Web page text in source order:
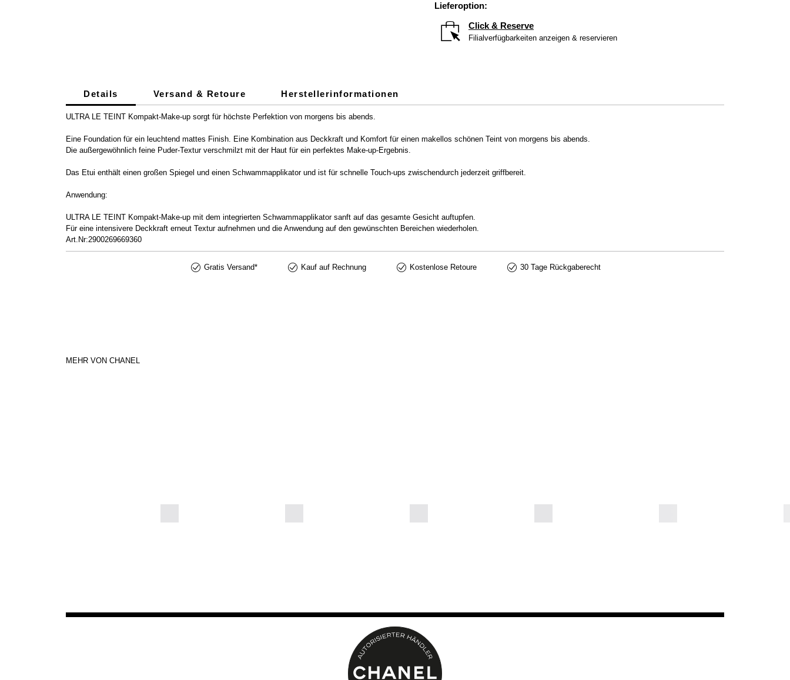
Lieferoption:
Click & Reserve
Filialverfügbarkeiten anzeigen & reservieren
Details Versand & Retoure Herstellerinformationen
ULTRA LE TEINT Kompakt-Make-up sorgt für höchste Perfektion von morgens bis abends.
Eine Foundation für ein leuchtend mattes Finish. Eine Kombination aus Deckkraft und Komfort für einen makellos schönen Teint von morgens bis abends.
Die außergewöhnlich feine Puder-Textur verschmilzt mit der Haut für ein perfektes Make-up-Ergebnis.
Das Etui enthält einen großen Spiegel und einen Schwammapplikator und ist für schnelle Touch-ups zwischendurch jederzeit griffbereit.
Anwendung:
ULTRA LE TEINT Kompakt-Make-up mit dem integrierten Schwammapplikator sanft auf das gesamte Gesicht auftupfen.
Für eine intensivere Deckkraft erneut Textur aufnehmen und die Anwendung auf den gewünschten Bereichen wiederholen.
Art.Nr:2900269669360
Gratis Versand* Kauf auf Rechnung Kostenlose Retoure 30 Tage Rückgaberecht
MEHR VON CHANEL